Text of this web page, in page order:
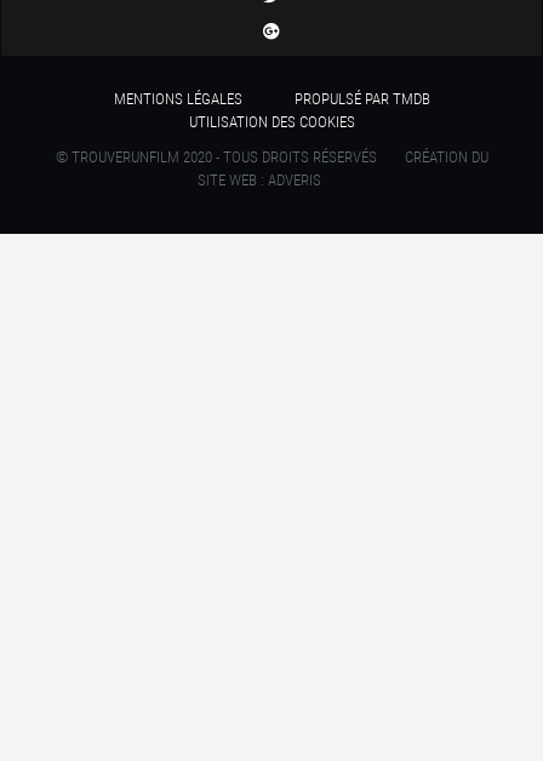
MENTIONS LÉGALES
PROPULSÉ PAR TMDB
UTILISATION DES COOKIES
© TROUVERUNFILM 2020 - TOUS DROITS RÉSERVÉS
CRÉATION DU
SITE WEB : ADVERIS